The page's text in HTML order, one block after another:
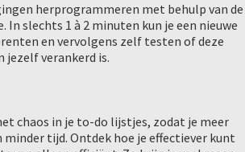
herprogrammeren met behulp van de
In slechts 1 à 2 minuten kun je een nieuwe
en vervolgens zelf testen of deze
jezelf verankerd is.
chaos in je to-do lijstjes, zodat je meer
tijd. Ontdek hoe je effectiever kunt